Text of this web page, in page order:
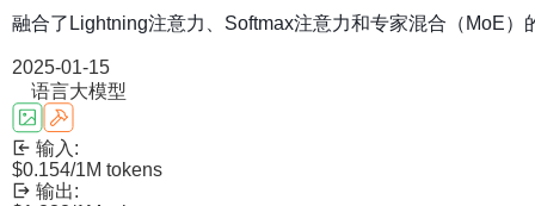
融合了Lightning注意力、Softmax注意力和专家混合（MoE）
2025-01-15
语言大模型
输入:
$0.154/1M tokens
输出: